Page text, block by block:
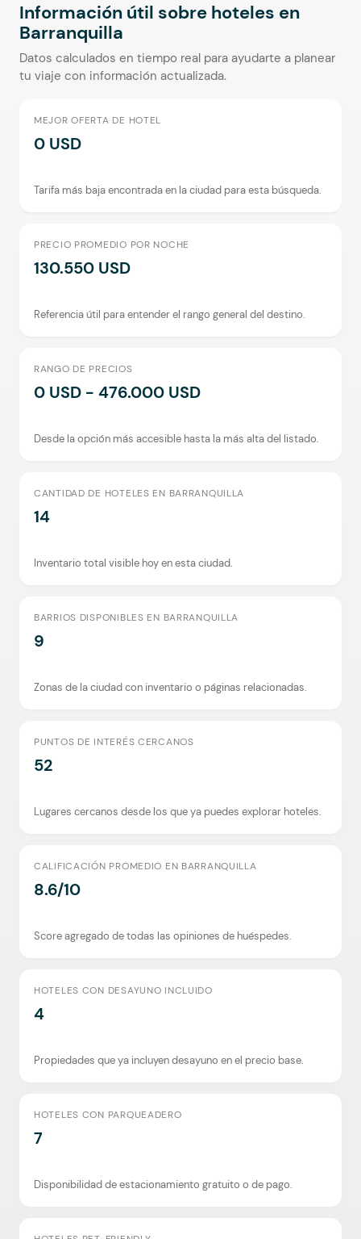
Información útil sobre hoteles en
Barranquilla
Datos calculados en tiempo real para ayudarte a planear
tu viaje con información actualizada.
MEJOR OFERTA DE HOTEL
0 USD
Tarifa más baja encontrada en la ciudad para esta búsqueda.
PRECIO PROMEDIO POR NOCHE
130.550 USD
Referencia útil para entender el rango general del destino.
RANGO DE PRECIOS
0 USD - 476.000 USD
Desde la opción más accesible hasta la más alta del listado.
CANTIDAD DE HOTELES EN BARRANQUILLA
14
Inventario total visible hoy en esta ciudad.
BARRIOS DISPONIBLES EN BARRANQUILLA
9
Zonas de la ciudad con inventario o páginas relacionadas.
PUNTOS DE INTERÉS CERCANOS
52
Lugares cercanos desde los que ya puedes explorar hoteles.
CALIFICACIÓN PROMEDIO EN BARRANQUILLA
8.6/10
Score agregado de todas las opiniones de huéspedes.
HOTELES CON DESAYUNO INCLUIDO
4
Propiedades que ya incluyen desayuno en el precio base.
HOTELES CON PARQUEADERO
7
Disponibilidad de estacionamiento gratuito o de pago.